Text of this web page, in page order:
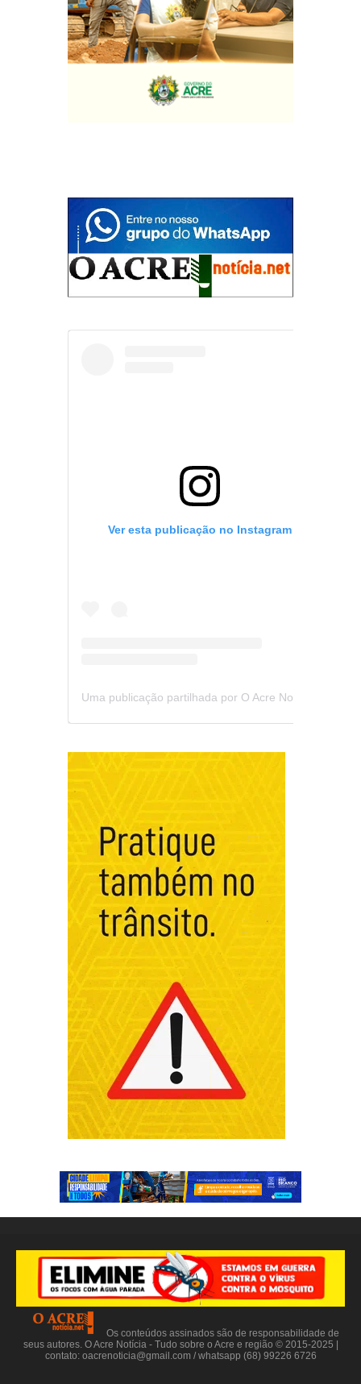
Ver esta publicação no Instagram
Os conteúdos assinados são de responsabilidade de
seus autores. O Acre Notícia - Tudo sobre o Acre e região © 2015-2025 |
contato: oacrenoticia@gmail.com / whatsapp (68) 99226 6726